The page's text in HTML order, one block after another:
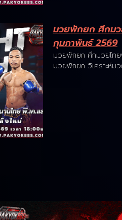
มวยพักยก ศึกมว
กุมภาพันธ์ 2569
มวยพักยก ศึกมวยไท
มวยพักยก วิเคราะห์ม